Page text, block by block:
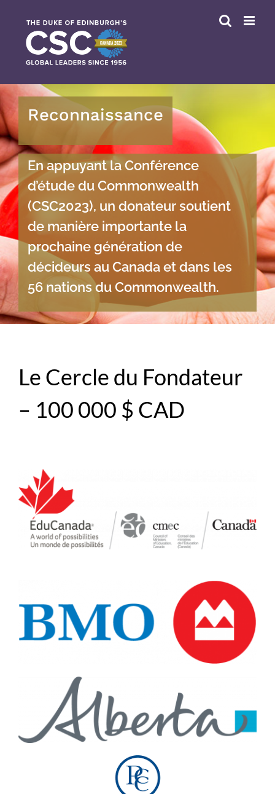
content
Reconnaissance
En appuyant la Conférence
d’étude du Commonwealth
(CSC2023), un donateur soutient
de manière importante la
prochaine génération de
décideurs au Canada et dans les
56 nations du Commonwealth.
Le Cercle du Fondateur
– 100 000 $ CAD